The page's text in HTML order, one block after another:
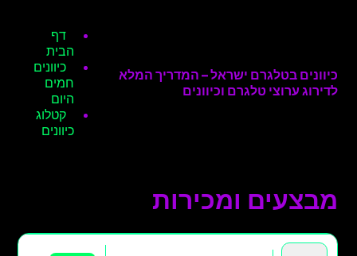
כיוונים בטלגרם ישראל – המדריך המלא
לדירוג ערוצי טלגרם וכיוונים
דף
הבית
כיוונים
חמים
היום
קטלוג
כיוונים
מבצעים ומכירות